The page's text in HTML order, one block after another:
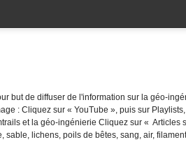
but de diffuser de l'information sur la géo-
: Cliquez sur « YouTube », puis sur
et la géo-ingénierie Cliquez sur «
sable, lichens, poils de bêtes, sang, air,